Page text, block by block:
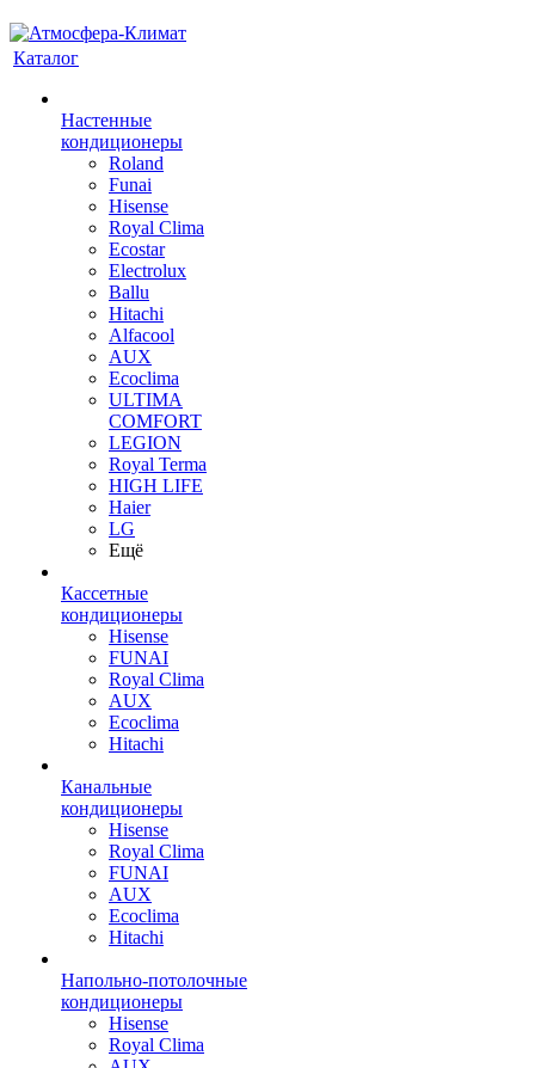
Каталог
Настенные
кондиционеры
Roland
Funai
Hisense
Royal Clima
Ecostar
Electrolux
Ballu
Hitachi
Alfacool
AUX
Ecoclima
ULTIMA
COMFORT
LEGION
Royal Terma
HIGH LIFE
Haier
LG
Ещё
Кассетные
кондиционеры
Hisense
FUNAI
Royal Clima
AUX
Ecoclima
Hitachi
Канальные
кондиционеры
Hisense
Royal Clima
FUNAI
AUX
Ecoclima
Hitachi
Напольно-потолочные
кондиционеры
Hisense
Royal Clima